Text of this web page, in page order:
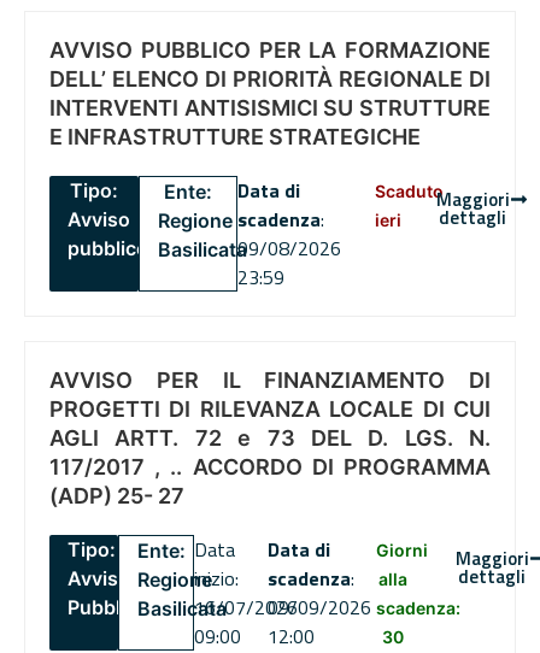
AVVISO PUBBLICO PER LA FORMAZIONE
DELL’ ELENCO DI PRIORITÀ REGIONALE DI
INTERVENTI ANTISISMICI SU STRUTTURE
E INFRASTRUTTURE STRATEGICHE
Tipo:
Avviso
pubblico
Ente:
Regione
Basilicata
Data di
scadenza:
09/08/2026
23:59
Scaduto
ieri
Maggiori
dettagli
AVVISO PER IL FINANZIAMENTO DI
PROGETTI DI RILEVANZA LOCALE DI CUI
AGLI ARTT. 72 e 73 DEL D. LGS. N.
117/2017 , .. ACCORDO DI PROGRAMMA
(ADP) 25- 27
Tipo:
Avviso
Pubblico
Ente:
Regione
Basilicata
Data
inizio:
16/07/2026
09:00
Data di
scadenza:
09/09/2026
12:00
Giorni
alla
scadenza:
30
Maggiori
dettagli